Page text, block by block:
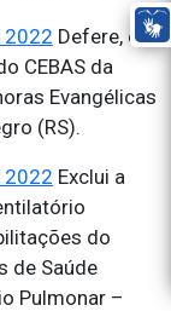
2022 Defere, em
CEBAS da
Evangélicas
(RS).
2022 Exclui a
do
de Saúde
Pulmonar –